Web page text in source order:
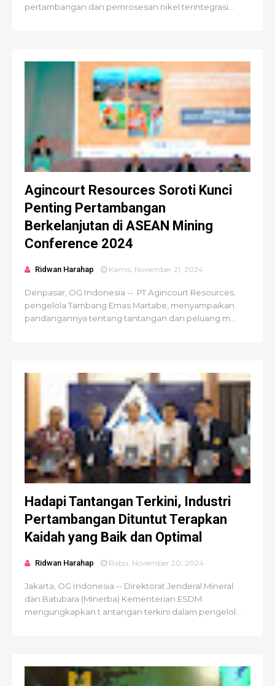
pertambangan dan pemrosesan nikel terintegrasi...
Agincourt Resources Soroti Kunci
Penting Pertambangan
Berkelanjutan di ASEAN Mining
Conference 2024
Ridwan Harahap Kamis, November 21, 2024
Denpasar, OG Indonesia -- PT Agincourt Resources,
pengelola Tambang Emas Martabe, menyampaikan
pandangannya tentang tantangan dan peluang m...
Hadapi Tantangan Terkini, Industri
Pertambangan Dituntut Terapkan
Kaidah yang Baik dan Optimal
Ridwan Harahap Rabu, November 20, 2024
Jakarta, OG Indonesia -- Direktorat Jenderal Mineral
dan Batubara (Minerba) Kementerian ESDM
mengungkapkan t antangan terkini dalam pengelol...